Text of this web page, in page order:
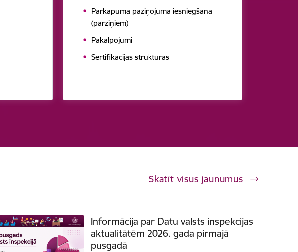
Pārkāpuma paziņojuma iesniegšana
(pārziņiem)
Pakalpojumi
Sertifikācijas struktūras
Skatīt visus jaunumus
Informācija par Datu valsts inspekcijas
aktualitātēm 2026. gada pirmajā
pusgadā